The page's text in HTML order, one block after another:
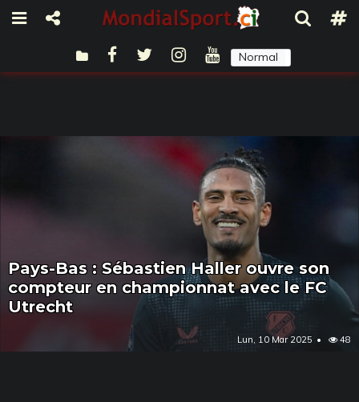
Normal
Pays-Bas : Sébastien Haller ouvre son
compteur en championnat avec le FC
Utrecht
Lun, 10 Mar 2025 48